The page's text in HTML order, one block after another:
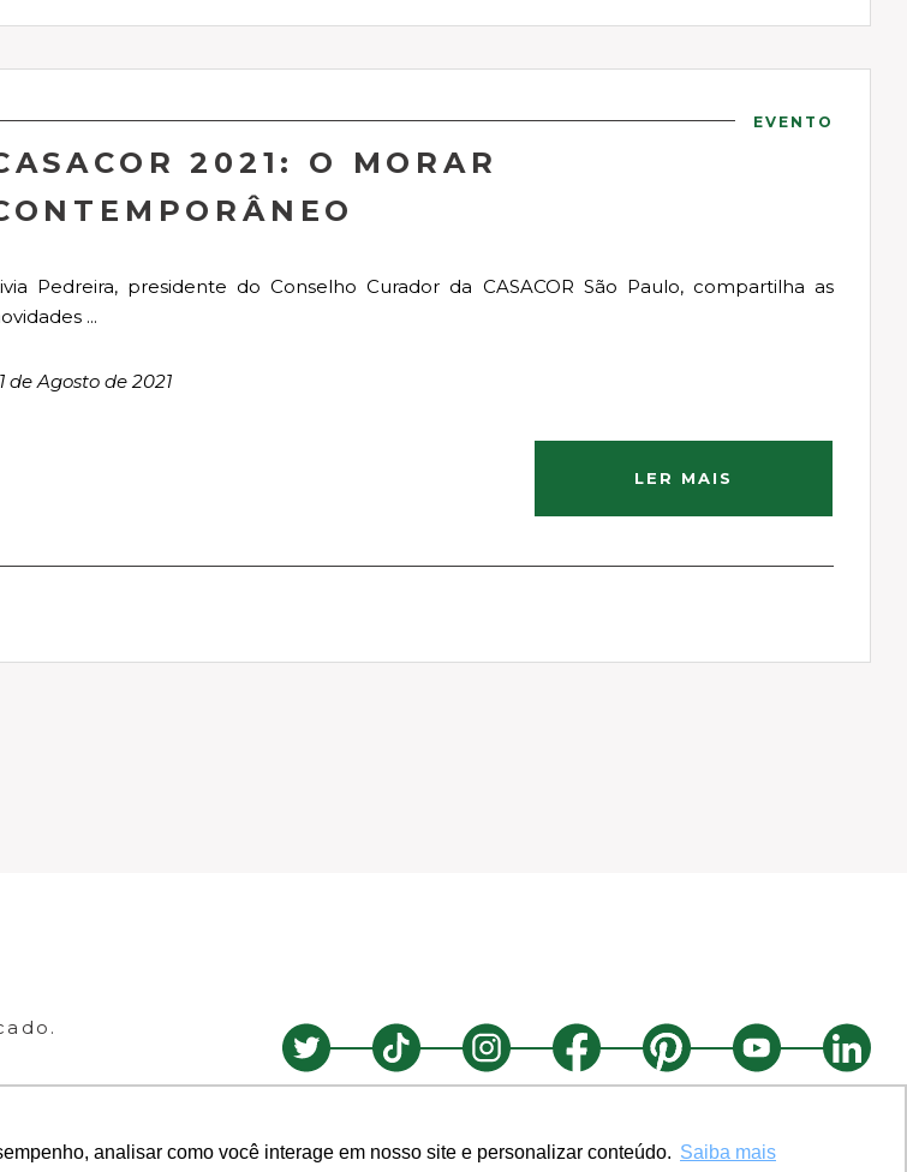
analisar como você interage em nosso site e personalizar conteúdo. Saiba mais
EVENTO
2021: O MORAR
Pedreira, presidente do Conselho Curador da CASACOR São Paulo, compartilha as
...
de Agosto de 2021
LER MAIS